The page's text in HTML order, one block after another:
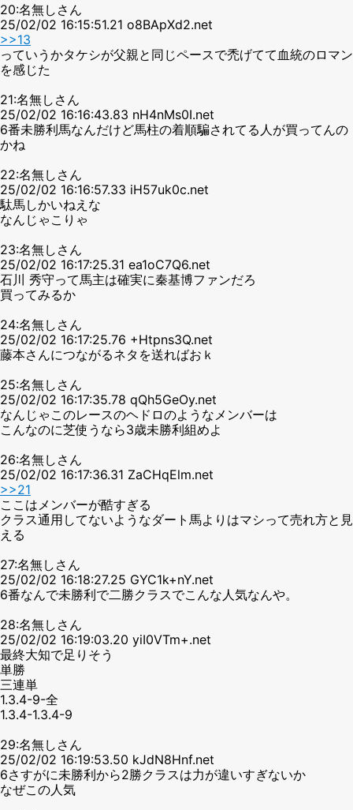
20:名無しさん
25/02/02 16:15:51.21 o8BApXd2.net
>>13
っていうかタケシが父親と同じペースで禿げてて血統のロマン
を感じた
21:名無しさん
25/02/02 16:16:43.83 nH4nMs0I.net
6番未勝利馬なんだけど馬柱の着順騙されてる人が買ってんの
かね
22:名無しさん
25/02/02 16:16:57.33 iH57uk0c.net
駄馬しかいねえな
なんじゃこりゃ
23:名無しさん
25/02/02 16:17:25.31 ea1oC7Q6.net
石川 秀守って馬主は確実に秦基博ファンだろ
買ってみるか
24:名無しさん
25/02/02 16:17:25.76 +Htpns3Q.net
藤本さんにつながるネタを送ればおｋ
25:名無しさん
25/02/02 16:17:35.78 qQh5GeOy.net
なんじゃこのレースのヘドロのようなメンバーは
こんなのに芝使うなら3歳未勝利組めよ
26:名無しさん
25/02/02 16:17:36.31 ZaCHqElm.net
>>21
ここはメンバーが酷すぎる
クラス通用してないようなダート馬よりはマシって売れ方と見
える
27:名無しさん
25/02/02 16:18:27.25 GYC1k+nY.net
6番なんで未勝利で二勝クラスでこんな人気なんや。
28:名無しさん
25/02/02 16:19:03.20 yiI0VTm+.net
最終大知で足りそう
単勝
三連単
1.3.4-9-全
1.3.4-1.3.4-9
29:名無しさん
25/02/02 16:19:53.50 kJdN8Hnf.net
6さすがに未勝利から2勝クラスは力が違いすぎないか
なぜこの人気